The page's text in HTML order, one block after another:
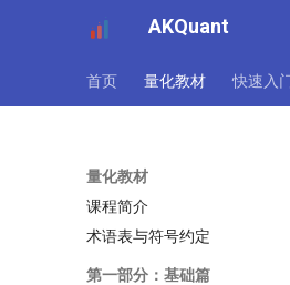
AKQuant
首页 量化教材 快速入
量化教材
课程简介
术语表与符号约定
第一部分：基础篇